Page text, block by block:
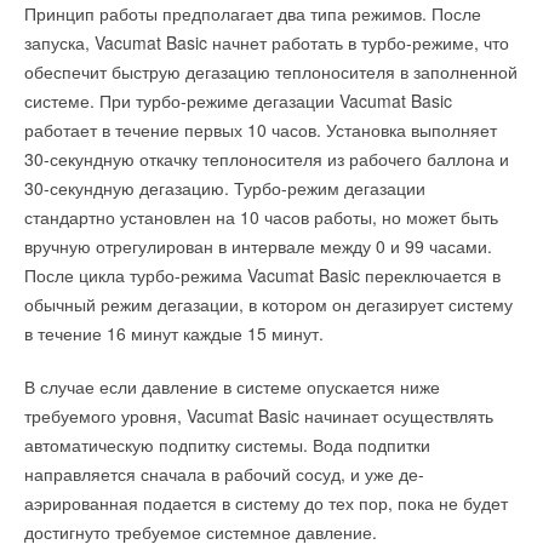
Принцип работы предполагает два типа режимов. После
запуска, Vacumat Basic начнет работать в турбо-режиме, что
обеспечит быструю дегазацию теплоносителя в заполненной
системе. При турбо-режиме дегазации Vacumat Basic
работает в течение первых 10 часов. Установка выполняет
30-секундную откачку теплоносителя из рабочего баллона и
30-секундную дегазацию. Турбо-режим дегазации
стандартно установлен на 10 часов работы, но может быть
вручную отрегулирован в интервале между 0 и 99 часами.
После цикла турбо-режима Vacumat Basic переключается в
обычный режим дегазации, в котором он дегазирует систему
в течение 16 минут каждые 15 минут.
В случае если давление в системе опускается ниже
требуемого уровня, Vacumat Basic начинает осуществлять
автоматическую подпитку системы. Вода подпитки
направляется сначала в рабочий сосуд, и уже де-
аэрированная подается в систему до тех пор, пока не будет
достигнуто требуемое системное давление.
→
Siemens Energy начала реструктуризацию бизнеса в
России
НОВОСТИ СОК 8 АВГУСТА 2022
→
Немецкий концерн Siemens заявил об уходе с
НОВОСТИ СОК 13 МАЯ 2022
→
На здании штаб-квартиры Сименс установили
НОВОСТИ СОК 28 ОКТЯБРЯ 2021
→ BAXI EXPO и Партнеры
НОВОСТИ СОК 11 ИЮНЯ 2021
→ Siemens уходит с рынка домашних накопителей энергии
→
«Сименс АГ» объявил результаты второго квартала
2020 финансового года
НОВОСТИ СОК 22 МАЯ 2020
партнёрстве
Уведомления отключены
Читайте по теме:
начало!
НОВОСТИ СОК 17 ИЮЛЯ 2026
→
Премиальное решение с максимальной комплектацией:
новый газовый котел Virtuens MCA от De Dietrich
НОВОСТИ СОК 15 ИЮЛЯ 2026
→
Бренд De Dietrich представил обновленную линейку
НОВОСТИ СОК 29 ИЮНЯ 2026
→
«БДР Термия Рус» провела стратегическую